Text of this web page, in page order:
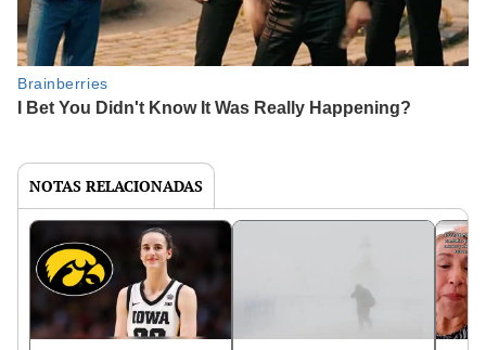
NOTAS RELACIONADAS